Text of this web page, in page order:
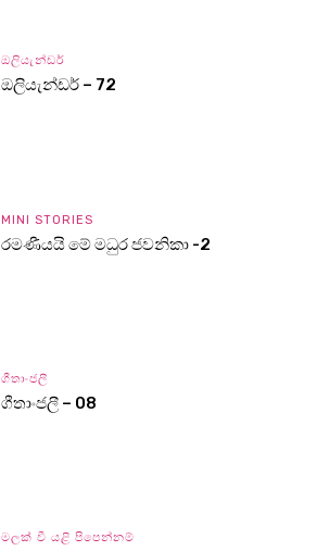
ඔලියැන්ඩර්
ඔලියැන්ඩර් – 72
MINI STORIES
රමණීයයි මේ මධුර ජවනිකා -2
ගීතාංජලී
ගීතාංජලී – 08
මලක් වී යළි පිපෙන්නම්